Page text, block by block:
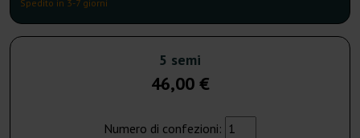
Spedito in 3-7 giorni
5 semi
46,00 €
Numero di confezioni: